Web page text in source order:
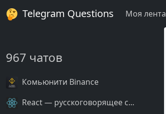
Telegram Questions Моя лента
967 чатов
Комьюнити Binance
React — русскоговорящее с...